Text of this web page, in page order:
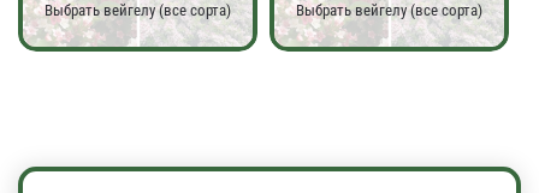
Выбрать вейгелу (все сорта) Выбрать вейгелу (все сорта)